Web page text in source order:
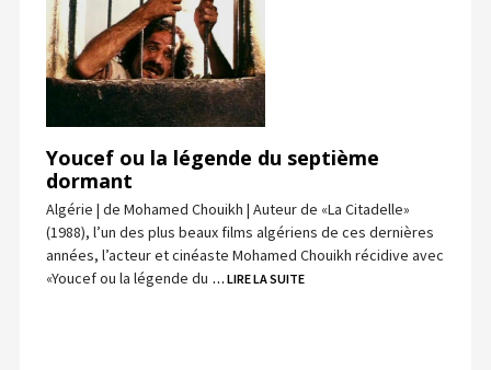
Youcef ou la légende du septième
dormant
Algérie | de Mohamed Chouikh | Auteur de «La Citadelle»
(1988), l’un des plus beaux films algériens de ces dernières
années, l’acteur et cinéaste Mohamed Chouikh récidive avec
«Youcef ou la légende du … LIRE LA SUITE